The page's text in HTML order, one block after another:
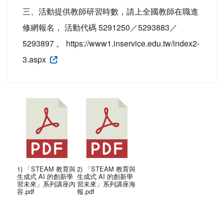
三、活動提供教師研習時數，請上全國教師在職進
修網報名， 活動代碼 5291250／5293883／
5293897 。 https://www1.inservice.edu.tw/index2-
3.aspx
1) 「STEAM 教育與
生成式 AI 的創新學
習未來」系列講座內
容.pdf
2) 「STEAM 教育與
生成式 AI 的創新學
習未來」系列講座海
報.pdf